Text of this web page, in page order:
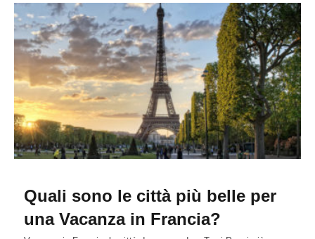
Quali sono le città più belle per
una Vacanza in Francia?